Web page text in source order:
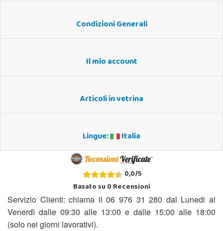
Condizioni Generali
Il mio account
Articoli in vetrina
Lingue: Italia
0,0/5
Basato su0Recensioni
Servizio Clienti: chiama il 06 976 31 280 dal Lunedi al
Venerdì dalle 09:30 alle 13:00 e dalle 15:00 alle 18:00
(solo nei giorni lavorativi).